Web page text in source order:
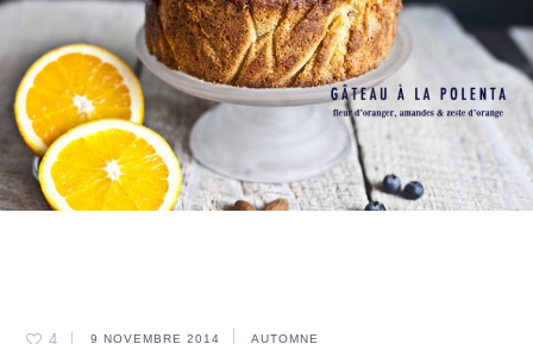
4 9 NOVEMBRE 2014 AUTOMNE